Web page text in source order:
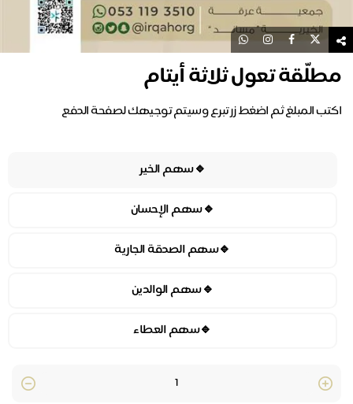
مطلّقة تعول ثلاثة أيتام
🔹سهم الخير
🔹سهم الإحسان
🔹سهم الصدقة الجارية
🔹سهم الوالدين
🔹سهم العطاء
Quantity